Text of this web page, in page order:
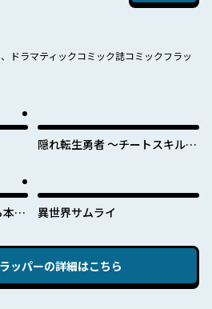
ドラマティックコミック誌コミックフラッ
隠れ転生勇者 ～チートスキルと
気
異世界サムライ
ッパーの詳細はこちら